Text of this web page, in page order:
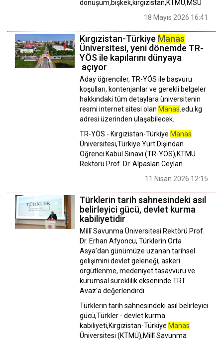
dönüşüm,bişkek,kırgızistan,KTMÜ,MSÜ
18 Mayıs 2026 16:41
Kırgızistan-Türkiye Manas
Üniversitesi, yeni dönemde TR-
YÖS ile kapılarını dünyaya
açıyor
Aday öğrenciler, TR-YÖS ile başvuru
koşulları, kontenjanlar ve gerekli belgeler
hakkındaki tüm detaylara üniversitenin
resmi internet sitesi olan Manas.edu.kg
adresi üzerinden ulaşabilecek.
TR-YÖS - Kırgızistan-Türkiye Manas
Üniversitesi,Türkiye Yurt Dışından
Öğrenci Kabul Sınavı (TR-YÖS),KTMÜ
Rektörü Prof. Dr. Alpaslan Ceylan
11 Nisan 2026 12:15
Türklerin tarih sahnesindeki asıl
belirleyici gücü, devlet kurma
kabiliyetidir
Millî Savunma Üniversitesi Rektörü Prof.
Dr. Erhan Afyoncu, Türklerin Orta
Asya’dan günümüze uzanan tarihsel
gelişimini devlet geleneği, askeri
örgütlenme, medeniyet tasavvuru ve
kurumsal süreklilik ekseninde TRT
Avaz'a değerlendirdi.
Türklerin tarih sahnesindeki asıl belirleyici
gücü,Türkler - devlet kurma
kabiliyeti,Kırgızistan-Türkiye Manas
Üniversitesi (KTMÜ),Millî Savunma